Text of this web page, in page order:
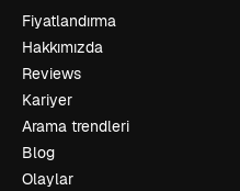
Fiyatlandırma
Hakkımızda
Reviews
Kariyer
Arama trendleri
Blog
Olaylar